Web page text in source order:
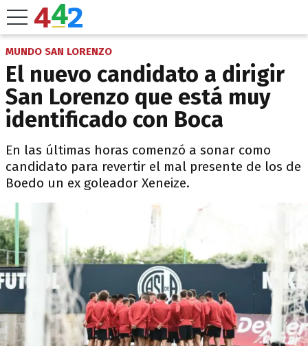
MUNDO SAN LORENZO
El nuevo candidato a dirigir
San Lorenzo que está muy
identificado con Boca
En las últimas horas comenzó a sonar como
candidato para revertir el mal presente de los de
Boedo un ex goleador Xeneize.